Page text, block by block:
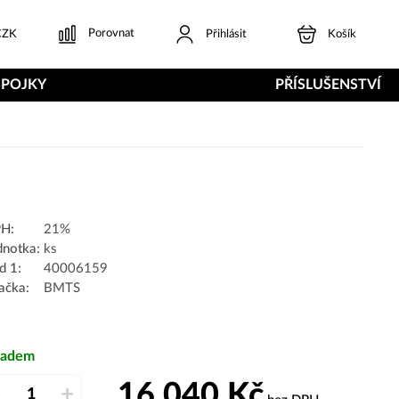
Porovnat Přihlásit Košík
PŘÍSLUŠENSTVÍ
21%
ks
1:
40006159
BMTS
+